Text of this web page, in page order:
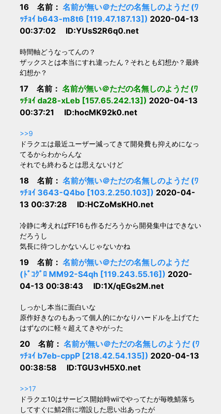
16 名前： 名前が無い＠ただの名無しのようだ (ﾜ
ｯﾁｮｲ b643-m8t6 [119.47.187.13]) 2020-04-13
00:37:02 ID:YUsS2R6q0.net
時間軸どうなってんの？
ザックスとは本当にすれ違ったん？それとも幻想か？最終
幻想か？
17 名前： 名前が無い＠ただの名無しのようだ (ﾜ
ｯﾁｮｲ da28-xLeb [157.65.242.13]) 2020-04-13
00:37:21 ID:hocMK92k0.net
>>9
ドラクエは最近ユーザー減ってきて開発費も抑えめになっ
てるからわからんな
それでも終わるとは思えないけど
18 名前： 名前が無い＠ただの名無しのようだ (ﾜ
ｯﾁｮｲ 3643-Q4bo [103.2.250.103]) 2020-04-
13 00:37:28 ID:HCZoMsKH0.net
冷静に考えればFF16も作るだろうから開発集中はできない
だろうし
気長に待つしかないんじゃないかね
19 名前： 名前が無い＠ただの名無しのようだ
(ﾄﾞｺｸﾞﾛ MM92-S4qh [119.243.55.16]) 2020-
04-13 00:38:43 ID:1X/qEGs2M.net
しっかし本当に面白いな
原作好きなのもあって個人的にかなりハードルを上げてた
はずなのに軽々超えてきやがった
20 名前： 名前が無い＠ただの名無しのようだ (ﾜ
ｯﾁｮｲ b7eb-cppP [218.42.54.135]) 2020-04-13
00:38:58 ID:TGU3vH5X0.net
>>17
ドラクエ10はサービス開始時wiiでやってたが毎晩鯖落ち
してすぐに鯖2倍に増設した思い出あったが